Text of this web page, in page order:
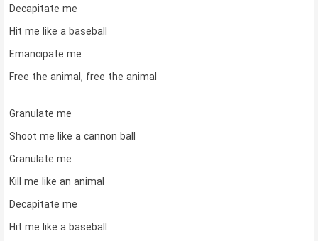
Decapitate me
Hit me like a baseball
Emancipate me
Free the animal, free the animal
Granulate me
Shoot me like a cannon ball
Granulate me
Kill me like an animal
Decapitate me
Hit me like a baseball